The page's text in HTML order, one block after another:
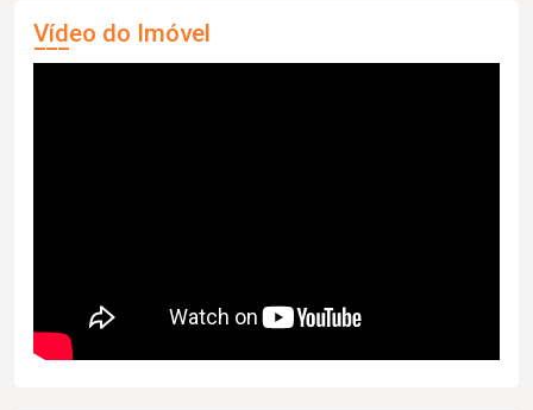
Vídeo do Imóvel